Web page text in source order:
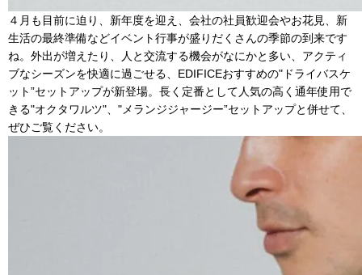
４月も目前に迫り、新年度を迎え、会社の社員歓迎会やお花見、新
生活の最終準備などイベント行事が盛りだくさんの季節の到来です
ね。外出が増えたり、人と交流する機会がなにかと多い、アクティ
ブなシーズンを快適に過ごせる、EDIFICEおすすめの"ドライバスケ
ット”セットアップが新登場。長く定番として人気の高く通年使用で
きる"オクタワルツ"、"メランジジャージー”セットアップと併せて、
ぜひご覧ください。